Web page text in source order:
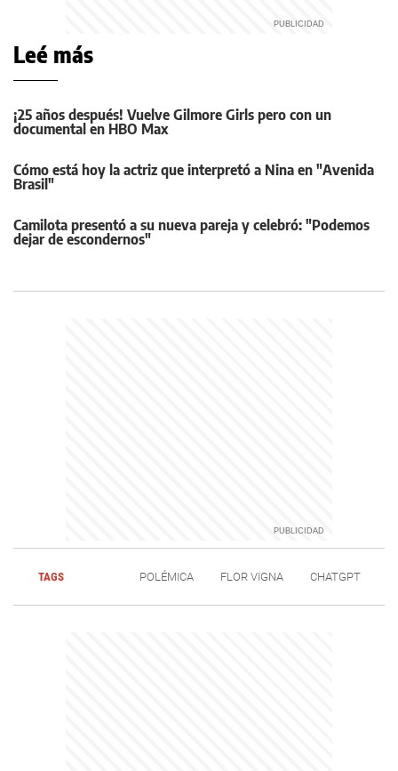
Leé más
¡25 años después! Vuelve Gilmore Girls pero con un
documental en HBO Max
Cómo está hoy la actriz que interpretó a Nina en "Avenida
Brasil"
Camilota presentó a su nueva pareja y celebró: "Podemos
dejar de escondernos"
TAGS POLÉMICA FLOR VIGNA CHATGPT